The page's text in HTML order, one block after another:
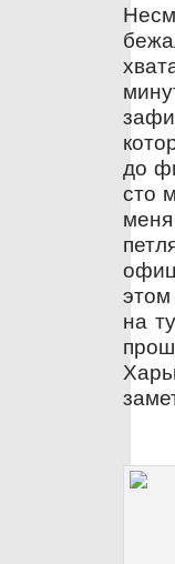
до
сто
этом
на